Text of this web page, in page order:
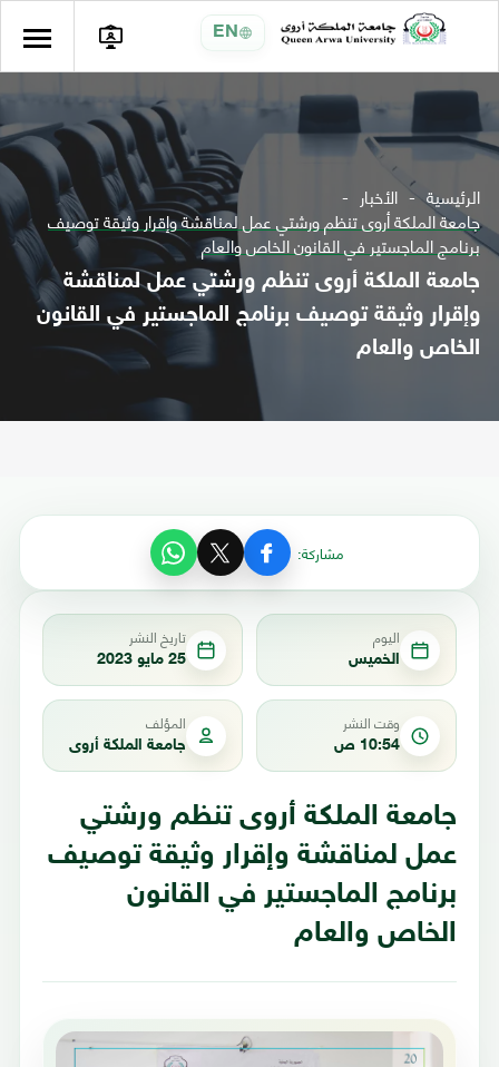
EN
الرئيسية الأخبار
جامعة الملكة أروى تنظم ورشتي عمل لمناقشة وإقرار وثيقة توصيف
برنامج الماجستير في القانون الخاص والعام
جامعة الملكة أروى تنظم ورشتي عمل لمناقشة
وإقرار وثيقة توصيف برنامج الماجستير في القانون
الخاص والعام
مشاركة:
اليوم
الخميس
تاريخ النشر
25 مايو 2023
وقت النشر
10:54 ص
المؤلف
جامعة الملكة أروى
جامعة الملكة أروى تنظم ورشتي
عمل لمناقشة وإقرار وثيقة توصيف
برنامج الماجستير في القانون
الخاص والعام